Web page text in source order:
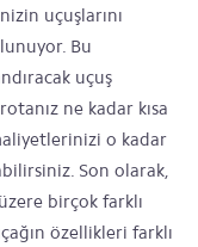
uçuşlarını
Bu
uçuş
ne kadar kısa
o kadar
Son olarak,
birçok farklı
özellikleri farklı